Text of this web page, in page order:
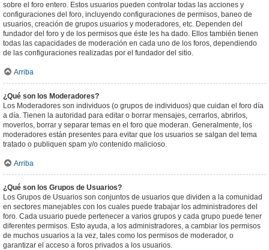
sobre el foro entero. Estos usuarios pueden controlar todas las acciones y
configuraciones del foro, incluyendo configuraciones de permisos, baneo de
usuarios, creación de grupos usuarios y moderadores, etc. Dependen del
fundador del foro y de los permisos que éste les ha dado. Ellos también tienen
todas las capacidades de moderación en cada uno de los foros, dependiendo
de las configuraciones realizadas por el fundador del sitio.
Arriba
¿Qué son los Moderadores?
Los Moderadores son individuos (o grupos de individuos) que cuidan el foro día
a día. Tienen la autoridad para editar o borrar mensajes, cerrarlos, abrirlos,
moverlos, borrar y separar temas en el foro que moderan. Generalmente, los
moderadores están presentes para evitar que los usuarios se salgan del tema
tratado o publiquen spam y/o contenido malicioso.
Arriba
¿Qué son los Grupos de Usuarios?
Los Grupos de Usuarios son conjuntos de usuarios que dividen a la comunidad
en sectores manejables con los cuales puede trabajar los administradores del
foro. Cada usuario puede pertenecer a varios grupos y cada grupo puede tener
diferentes permisos. Esto ayuda, a los administradores, a cambiar los permisos
de muchos usuarios a la vez, tales como los permisos de moderador, o
garantizar el acceso a foros privados a los usuarios.